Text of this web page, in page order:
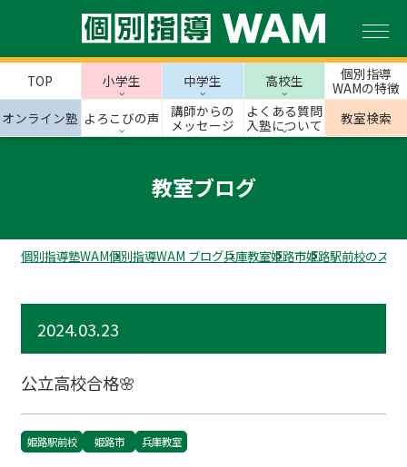
TOP 小学生 中学生 高校生
個別指導
WAMの特徴
オンライン塾 よろこびの声
講師からの
メッセージ
よくある質問
入塾について
教室検索
教室ブログ
個別指導塾WAM個別指導WAM ブログ兵庫教室姫路市姫路駅前校のスタ
2024.03.23
公立高校合格🌸
姫路駅前校 姫路市 兵庫教室